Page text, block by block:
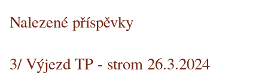
Nalezené příspěvky
3/ Výjezd TP - strom 26.3.2024